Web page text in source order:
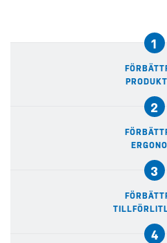
1
2
3
4